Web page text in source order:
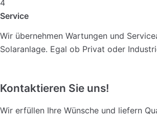
4
Service
Wir übernehmen Wartungen und
Solaranlage. Egal ob Privat oder
Kontaktieren Sie uns!
Wir erfüllen Ihre Wünsche und liefern